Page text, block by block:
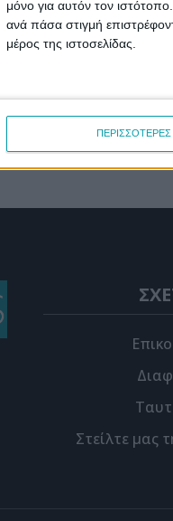
μόνο για αυτόν τον
ανά πάσα στιγμή
μέρος της ιστοσελίδας.
ΠΕΡΙΣΣΟΤΕΡΕΣ
επισκέφθηκε
Απριλίου 2024,
Υφυπουργό
Στείλτε μας